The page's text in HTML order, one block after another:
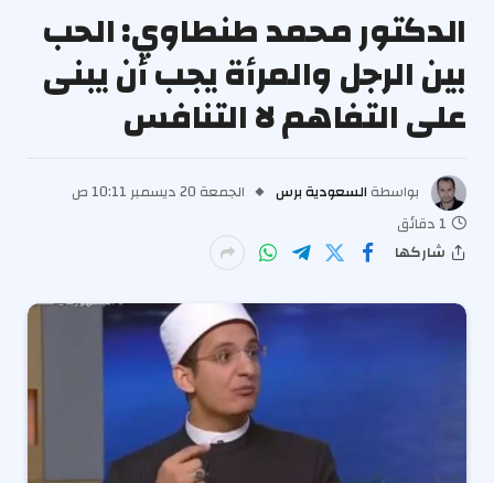
الدكتور محمد طنطاوي: الحب
بين الرجل والمرأة يجب أن يبنى
على التفاهم لا التنافس
بواسطة السعودية برس
الجمعة 20 ديسمبر 10:11 ص
1 دقائق
شاركها